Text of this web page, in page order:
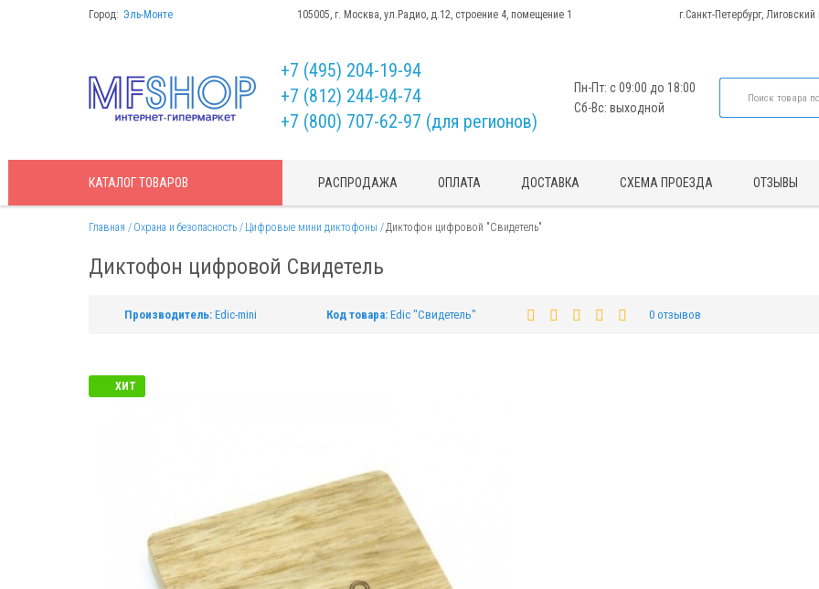
Город: Эль-Монте 105005, г. Москва, ул.Радио, д.12, строение 4, помещение 1 г.Санкт-Петербург,
+7 (495) 204-19-94
+7 (812) 244-94-74
+7 (800) 707-62-97 (для регионов)
Пн-Пт: с 09:00 до 18:00
Сб-Вс: выходной
КАТАЛОГТОВАРОВ РАСПРОДАЖА ОПЛАТА ДОСТАВКА СХЕМА ПРОЕЗДА ОТЗЫВЫ
Главная Охрана и безопасность Цифровые мини диктофоны Диктофон цифровой "Свидетель"
Диктофон цифровой Свидетель
Производитель: Edic-mini Код товара: Edic "Свидетель" 0 отзывов
ХИТ